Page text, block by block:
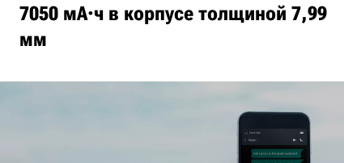
7050 мА·ч в корпусе толщиной 7,99
мм